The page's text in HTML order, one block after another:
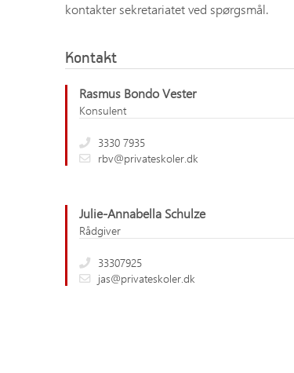
kontakter sekretariatet ved spørgsmål.
Kontakt
Rasmus Bondo Vester
Konsulent
3330 7935
rbv@privateskoler.dk
Julie-Annabella Schulze
Rådgiver
33307925
jas@privateskoler.dk